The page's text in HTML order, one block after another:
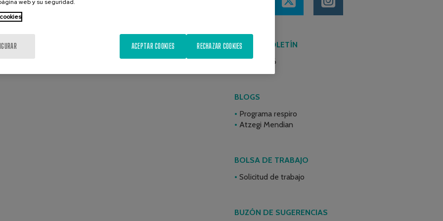
ÚLTIMO BOLETÍN
Junio 2026
BLOGS
Programa respiro
Atzegi Mendian
BOLSA DE TRABAJO
Solicitud de trabajo
BUZÓN DE SUGERENCIAS
web y su seguridad.
RECHAZAR COOKIES
ACEPTAR COOKIES